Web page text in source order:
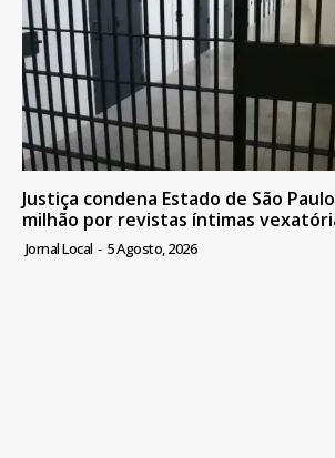
Justiça condena Estado de São
milhão por revistas íntimas
Jornal Local - 5 Agosto, 2026